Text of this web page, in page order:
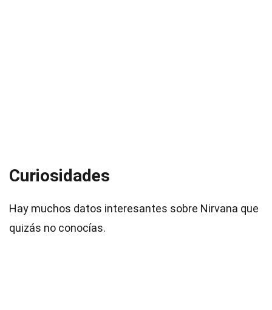
Curiosidades
Hay muchos datos interesantes sobre Nirvana que
quizás no conocías.